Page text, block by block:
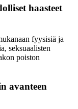
haasteet
fyysisiä ja
seksuaalisten
poiston
avanteen